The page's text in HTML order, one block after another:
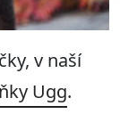
v naší
Ugg.